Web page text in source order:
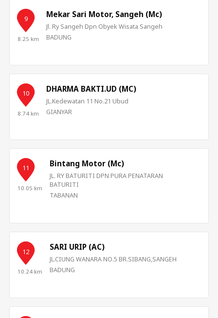
9
8.25 km
Mekar Sari Motor, Sangeh (Mc)
Jl. Ry Sangeh Dpn Obyek Wisata Sangeh
BADUNG
10
8.74 km
DHARMA BAKTI.UD (MC)
JL.Kedewatan 11 No.21 Ubud
GIANYAR
11
10.05 km
Bintang Motor (Mc)
JL. RY BATURITI DPN PURA PENATARAN
BATURITI
TABANAN
12
10.24 km
SARI URIP (AC)
JL.CIUNG WANARA NO.5 BR.SIBANG,SANGEH
BADUNG